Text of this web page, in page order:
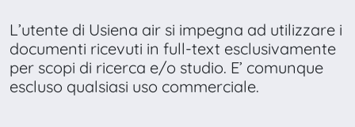
L’utente di Usiena air si impegna ad utilizzare i
documenti ricevuti in full-text esclusivamente
per scopi di ricerca e/o studio. E’ comunque
escluso qualsiasi uso commerciale.